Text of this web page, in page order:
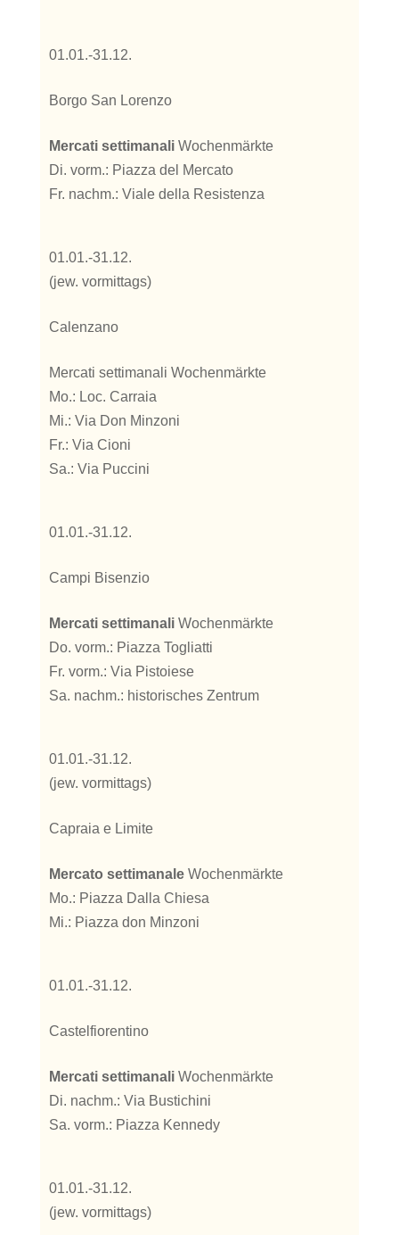
01.01.-31.12.
Borgo San Lorenzo
Mercati settimanali Wochenmärkte
Di. vorm.: Piazza del Mercato
Fr. nachm.: Viale della Resistenza
01.01.-31.12.
(jew. vormittags)
Calenzano
Mercati settimanali Wochenmärkte
Mo.: Loc. Carraia
Mi.: Via Don Minzoni
Fr.: Via Cioni
Sa.: Via Puccini
01.01.-31.12.
Campi Bisenzio
Mercati settimanali Wochenmärkte
Do. vorm.: Piazza Togliatti
Fr. vorm.: Via Pistoiese
Sa. nachm.: historisches Zentrum
01.01.-31.12.
(jew. vormittags)
Capraia e Limite
Mercato settimanale Wochenmärkte
Mo.: Piazza Dalla Chiesa
Mi.: Piazza don Minzoni
01.01.-31.12.
Castelfiorentino
Mercati settimanali Wochenmärkte
Di. nachm.: Via Bustichini
Sa. vorm.: Piazza Kennedy
01.01.-31.12.
(jew. vormittags)